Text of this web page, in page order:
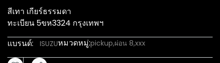
สีเทา เกียร์ธรรมดา
ทะเบียน 5ขห3324 กรุงเทพฯ
แบรนด์:
ISUZUหมวดหมู่:pickup,ผ่อน 8,xxx